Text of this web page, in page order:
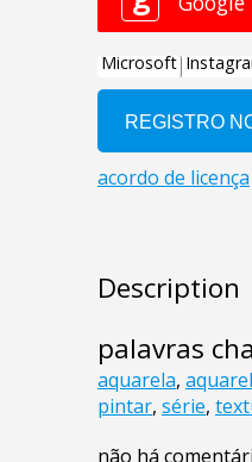
Description
palavras
aquarela,
pintar, série,
não há